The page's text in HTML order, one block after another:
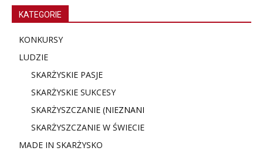
KATEGORIE
KONKURSY
LUDZIE
SKARŻYSKIE PASJE
SKARŻYSKIE SUKCESY
SKARŻYSZCZANIE (NIEZNANI
SKARŻYSZCZANIE W ŚWIECIE
MADE IN SKARŻYSKO